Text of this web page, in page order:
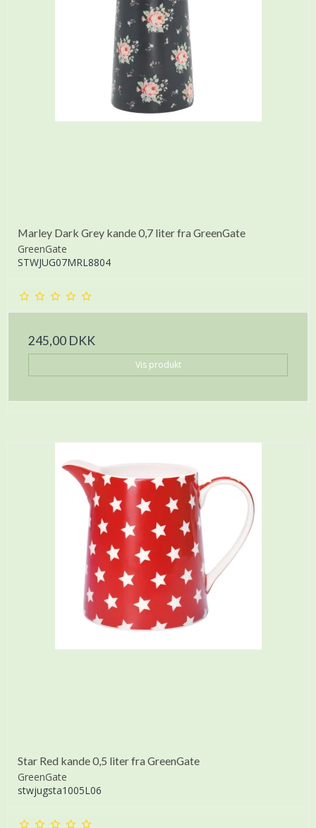
Marley Dark Grey kande 0,7 liter fra GreenGate
GreenGate
STWJUG07MRL8804
245,00 DKK
Vis produkt
Star Red kande 0,5 liter fra GreenGate
GreenGate
stwjugsta1005L06